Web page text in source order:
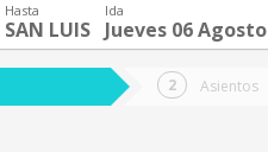
Hasta
SAN LUIS
Ida
Jueves 06 Agosto
Asientos